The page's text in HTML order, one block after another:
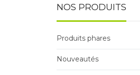
NOS PRODUITS
Produits phares
Nouveautés